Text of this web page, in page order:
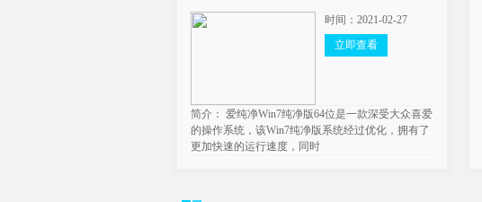
时间：2021-02-27
立即查看
简介： 爱纯净Win7纯净版64位是一款深受大众喜爱
的操作系统，该Win7纯净版系统经过优化，拥有了
更加快速的运行速度，同时